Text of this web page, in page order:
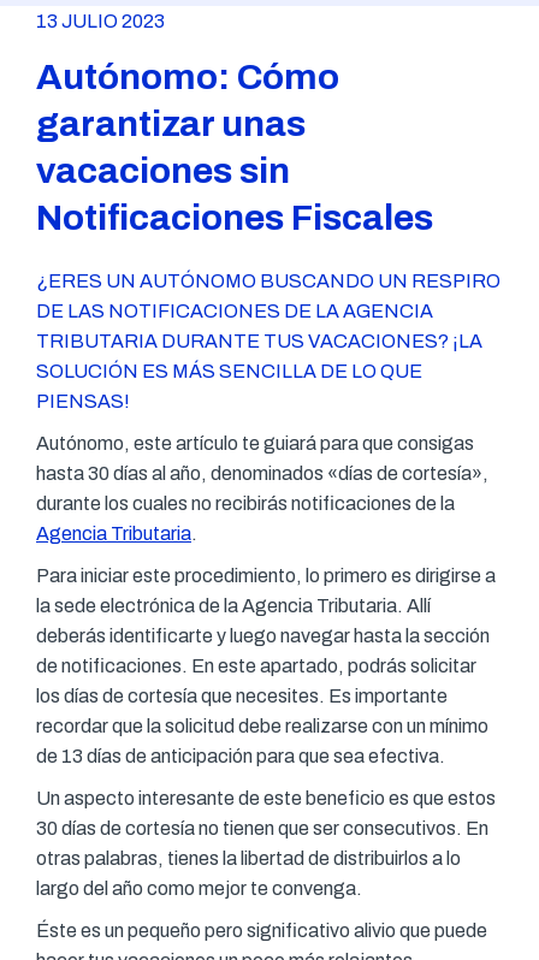
13 JULIO 2023
Autónomo: Cómo
garantizar unas
vacaciones sin
Notificaciones Fiscales
¿ERES UN AUTÓNOMO BUSCANDO UN RESPIRO
DE LAS NOTIFICACIONES DE LA AGENCIA
TRIBUTARIA DURANTE TUS VACACIONES? ¡LA
SOLUCIÓN ES MÁS SENCILLA DE LO QUE
PIENSAS!
Autónomo, este artículo te guiará para que consigas
hasta 30 días al año, denominados «días de cortesía»,
durante los cuales no recibirás notificaciones de la
Agencia Tributaria.
Para iniciar este procedimiento, lo primero es dirigirse a
la sede electrónica de la Agencia Tributaria. Allí
deberás identificarte y luego navegar hasta la sección
de notificaciones. En este apartado, podrás solicitar
los días de cortesía que necesites. Es importante
recordar que la solicitud debe realizarse con un mínimo
de 13 días de anticipación para que sea efectiva.
Un aspecto interesante de este beneficio es que estos
30 días de cortesía no tienen que ser consecutivos. En
otras palabras, tienes la libertad de distribuirlos a lo
largo del año como mejor te convenga.
Éste es un pequeño pero significativo alivio que puede